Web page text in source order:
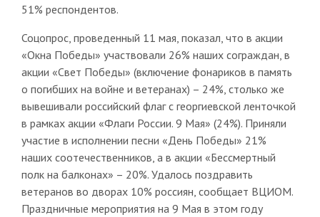
51% респондентов.
Соцопрос, проведенный 11 мая, показал, что в акции
«Окна Победы» участвовали 26% наших сограждан, в
акции «Свет Победы» (включение фонариков в память
о погибших на войне и ветеранах) – 24%, столько же
вывешивали российский флаг с георгиевской ленточкой
в рамках акции «Флаги России. 9 Мая» (24%). Приняли
участие в исполнении песни «День Победы» 21%
наших соотечественников, а в акции «Бессмертный
полк на балконах» – 20%. Удалось поздравить
ветеранов во дворах 10% россиян, сообщает ВЦИОМ.
Праздничные мероприятия на 9 Мая в этом году